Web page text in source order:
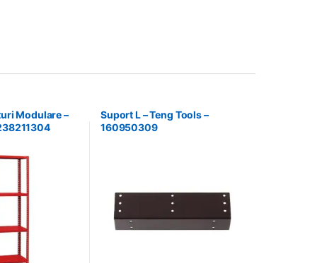
Modulare –
Suport L – Teng Tools –
160950309